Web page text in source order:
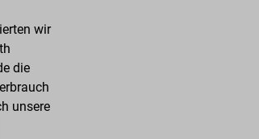
wir
die
unsere